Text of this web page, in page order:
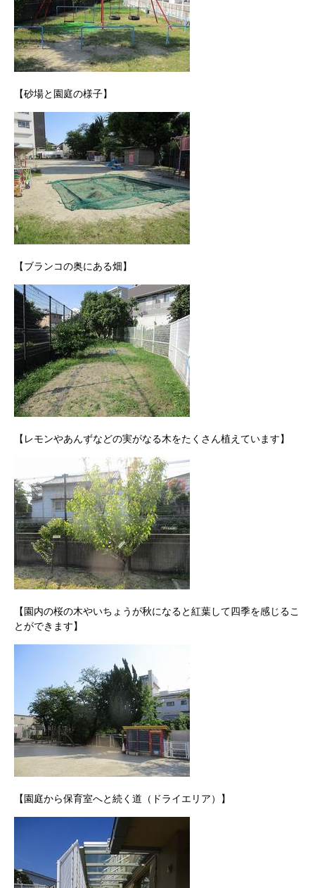
【砂場と園庭の様子】
【ブランコの奥にある畑】
【レモンやあんずなどの実がなる木をたくさん植えています】
【園内の桜の木やいちょうが秋になると紅葉して四季を感じるこ
とができます】
【園庭から保育室へと続く道（ドライエリア）】